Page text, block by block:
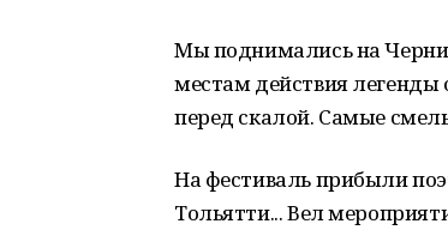
Мы поднимались на
местам действия легенды
перед скалой. Самые
На фестиваль прибыли
Тольятти... Вел